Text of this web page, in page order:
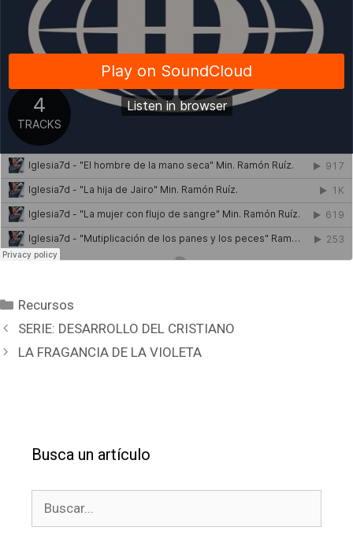
Categorías
Recursos
SERIE: DESARROLLO DEL CRISTIANO
LA FRAGANCIA DE LA VIOLETA
Busca un artículo